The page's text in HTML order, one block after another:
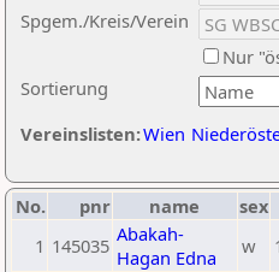
Sortierung
Spgem./Kreis/Verein
Nur
Vereinslisten:Wien
No. pnr name sex
1 145035 Abakah-
Hagan Edna
w